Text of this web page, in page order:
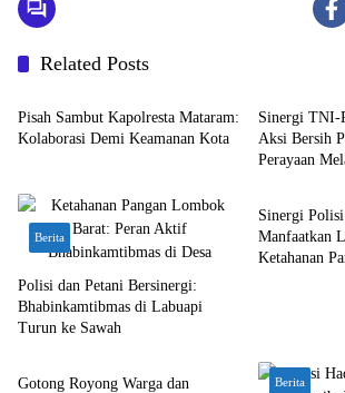
Related Posts
Bali Nusra
Pisah Sambut Kapolresta Mataram:
Kolaborasi Demi Keamanan Kota
Sinergi TNI-
Aksi Bersih
Perayaan
Berita
Polisi dan Petani Bersinergi:
Bhabinkamtibmas di Labuapi
Turun ke Sawah
Berita
Sinergi
Manfaatkan
Ketahanan
Bali Nusra
Gotong Royong Warga dan
Berita